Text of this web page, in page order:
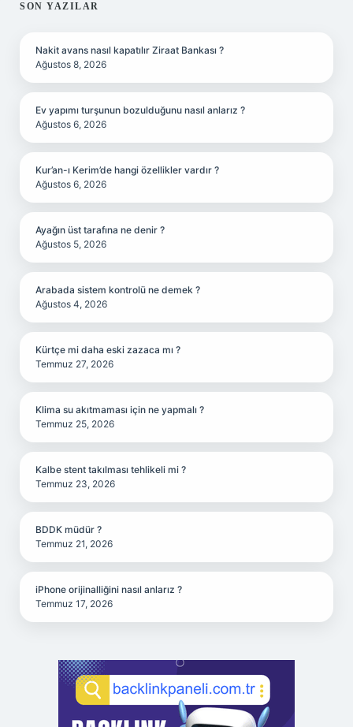
SIDEBAR
SON YAZILAR
Nakit avans nasıl kapatılır Ziraat Bankası ?
Ağustos 8, 2026
Ev yapımı turşunun bozulduğunu nasıl anlarız ?
Ağustos 6, 2026
Kur’an-ı Kerim’de hangi özellikler vardır ?
Ağustos 6, 2026
Ayağın üst tarafına ne denir ?
Ağustos 5, 2026
Arabada sistem kontrolü ne demek ?
Ağustos 4, 2026
Kürtçe mi daha eski zazaca mı ?
Temmuz 27, 2026
Klima su akıtmaması için ne yapmalı ?
Temmuz 25, 2026
Kalbe stent takılması tehlikeli mi ?
Temmuz 23, 2026
BDDK müdür ?
Temmuz 21, 2026
iPhone orijinalliğini nasıl anlarız ?
Temmuz 17, 2026